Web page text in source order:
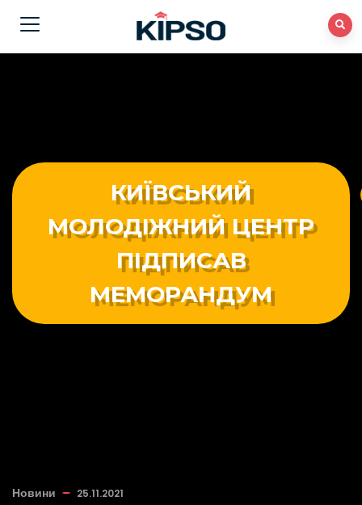
КИЇВСЬКИЙ
МОЛОДІЖНИЙ ЦЕНТР
ПІДПИСАВ
МЕМОРАНДУМ
Новини 25.11.2021